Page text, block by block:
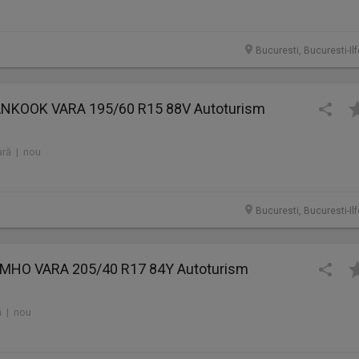
Bucuresti, Bucuresti-
VARA 195/60 R15 88V Autoturism
| nou
Bucuresti, Bucuresti-
VARA 205/40 R17 84Y Autoturism
| nou